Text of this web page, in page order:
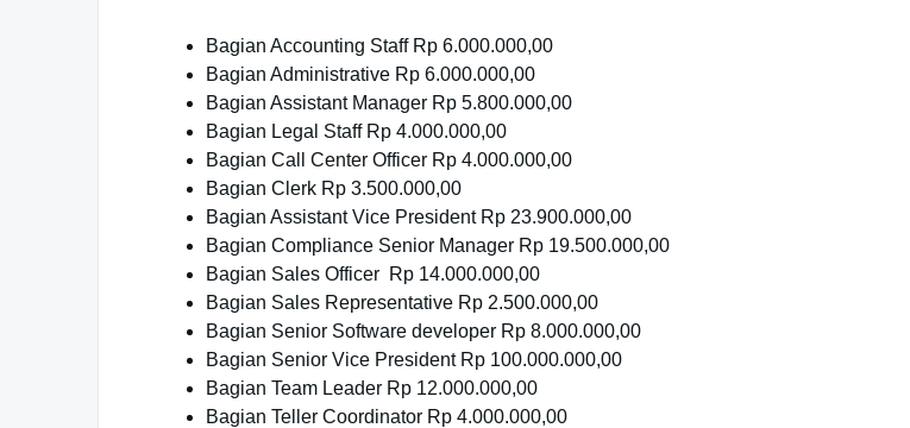
Bagian Accounting Staff Rp 6.000.000,00
Bagian Administrative Rp 6.000.000,00
Bagian Assistant Manager Rp 5.800.000,00
Bagian Legal Staff Rp 4.000.000,00
Bagian Call Center Officer Rp 4.000.000,00
Bagian Clerk Rp 3.500.000,00
Bagian Assistant Vice President Rp 23.900.000,00
Bagian Compliance Senior Manager Rp 19.500.000,00
Bagian Sales Officer Rp 14.000.000,00
Bagian Sales Representative Rp 2.500.000,00
Bagian Senior Software developer Rp 8.000.000,00
Bagian Senior Vice President Rp 100.000.000,00
Bagian Team Leader Rp 12.000.000,00
Bagian Teller Coordinator Rp 4.000.000,00